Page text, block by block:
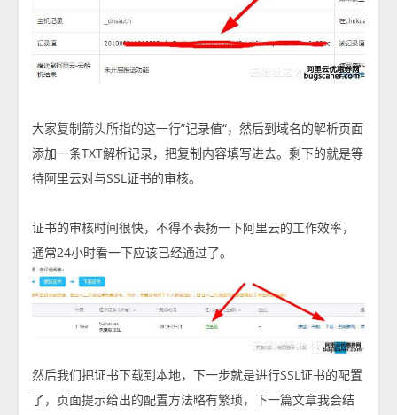
大家复制箭头所指的这一行”记录值“，然后到域名的解析页面
添加一条TXT解析记录，把复制内容填写进去。剩下的就是等
待阿里云对与SSL证书的审核。
证书的审核时间很快，不得不表扬一下阿里云的工作效率，
通常24小时看一下应该已经通过了。
然后我们把证书下载到本地，下一步就是进行SSL证书的配置
了，页面提示给出的配置方法略有繁琐，下一篇文章我会结